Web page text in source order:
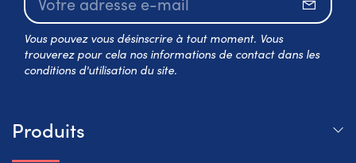
Vous pouvez vous désinscrire à tout moment. Vous
trouverez pour cela nos informations de contact dans les
conditions d'utilisation du site.
Produits